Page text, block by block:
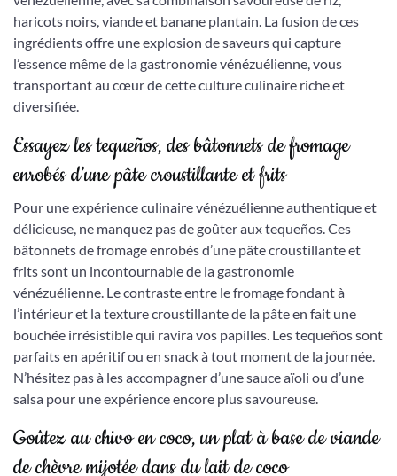
haricots noirs, viande et banane plantain. La fusion de ces
ingrédients offre une explosion de saveurs qui capture
l’essence même de la gastronomie vénézuélienne, vous
transportant au cœur de cette culture culinaire riche et
diversifiée.
Essayez les tequeños, des bâtonnets de fromage
enrobés d’une pâte croustillante et frits
Pour une expérience culinaire vénézuélienne authentique et
délicieuse, ne manquez pas de goûter aux tequeños. Ces
bâtonnets de fromage enrobés d’une pâte croustillante et
frits sont un incontournable de la gastronomie
vénézuélienne. Le contraste entre le fromage fondant à
l’intérieur et la texture croustillante de la pâte en fait une
bouchée irrésistible qui ravira vos papilles. Les tequeños sont
parfaits en apéritif ou en snack à tout moment de la journée.
N’hésitez pas à les accompagner d’une sauce aïoli ou d’une
salsa pour une expérience encore plus savoureuse.
Goûtez au chivo en coco, un plat à base de viande
de chèvre mijotée dans du lait de coco